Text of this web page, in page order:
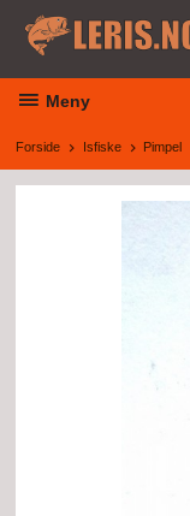
innholdet
Meny
Forside Isfiske Pimpel